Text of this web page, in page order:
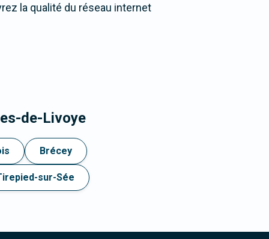
la qualité du réseau internet
de-Livoye
Brécey
sur-Sée